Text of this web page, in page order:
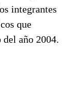
integrantes
que
año 2004.